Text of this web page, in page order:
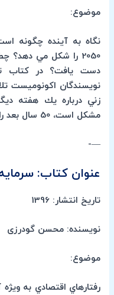
موضوع:
نگاه به آينده چگونه
2050 را شكل مي
نويسندگان اكونوميست
زني درباره يك هفته
مشكل است، 50 سال بعد را پيش بيني كنند.
—-
عنوان کتاب:
تاریخ انتشار: 1396
نویسنده: محسن گودرزی
موضوع:
رفتارهاي اقتصادي به